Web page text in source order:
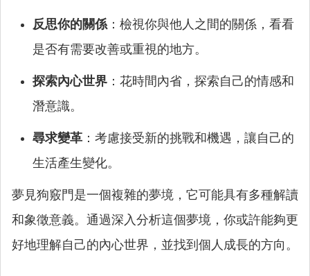
反思你的關係：檢視你與他人之間的關係，看看
是否有需要改善或重視的地方。
探索內心世界 ：花時間內省，探索自己的情感和
潛意識。
尋求變革 ：考慮接受新的挑戰和機遇，讓自己的
生活產生變化。
夢見狗竅門是一個複雜的夢境，它可能具有多種解讀
和象徵意義。通過深入分析這個夢境，你或許能夠更
好地理解自己的內心世界，並找到個人成長的方向。